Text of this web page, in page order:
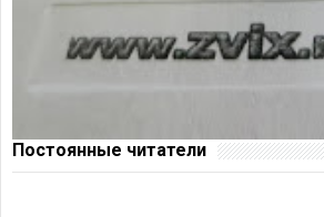
Постоянные читатели